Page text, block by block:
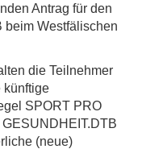
Antrag für den
beim Westfälischen
die Teilnehmer
künftige
SPORT PRO
(neue)